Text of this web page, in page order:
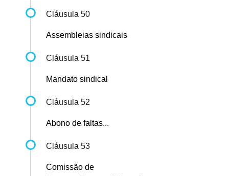
Cláusula 50
Assembleias sindicais
Cláusula 51
Mandato sindical
Cláusula 52
Abono de faltas...
Cláusula 53
Comissão de